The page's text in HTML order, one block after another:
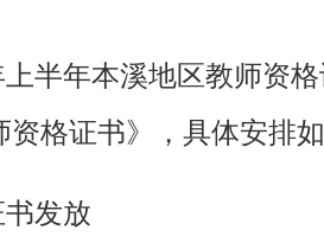
上半年本溪地区教师资
资格证书》，具体安排
发放